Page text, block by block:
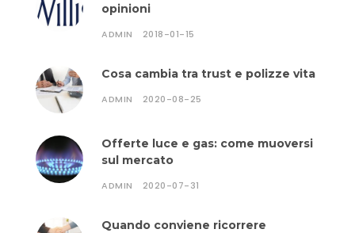
opinioni
ADMIN 2018-01-15
Cosa cambia tra trust e polizze vita
ADMIN 2020-08-25
Offerte luce e gas: come muoversi
sul mercato
ADMIN 2020-07-31
Quando conviene ricorrere